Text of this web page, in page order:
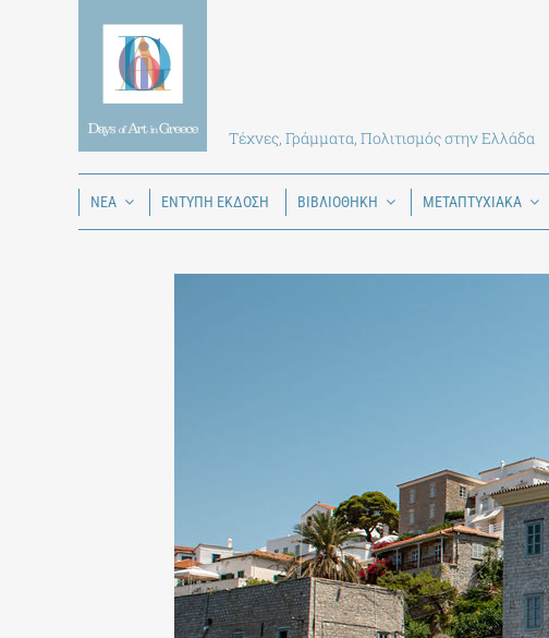
Τέχνες, Γράμματα, Πολιτισμός στην Ελλάδα
ΝΕΑ ΕΝΤΥΠΗ ΕΚΔΟΣΗ ΒΙΒΛΙΟΘΗΚΗ ΜΕΤΑΠΤΥΧΙΑΚΑ